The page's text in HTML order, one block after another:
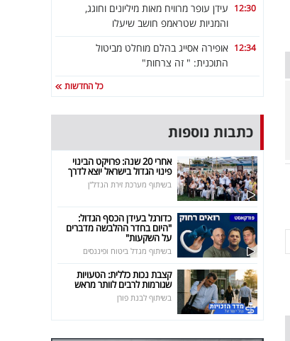
12:30 עידן עופר מרוויח מאות מיליונים וחוגג,
והמניות שטראמפ חושב שיעלו
12:34 אופירה אסייג בהלם מוחלט מביטול
התוכנית: " זה צרחות"
כל החדשות
כתבות נוספות
אחרי 20 שנה: פרויקט הבינוי
פינוי הגדול בישראל יוצא לדרך
בשיתוף מערכת זירת הנדל"ן
כדורגל בעידן הכסף הגדול:
"היום בחדר ההלבשה מדברים
על השקעות"
בשיתוף מגדל ביטוח ופיננסים
קצבת נכות כללית: הטעויות
שגורמות לרבים לוותר מראש
בשיתוף לבנת פורן